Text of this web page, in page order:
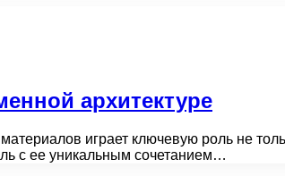
архитектуре
играет ключевую роль не
с ее уникальным сочетанием…